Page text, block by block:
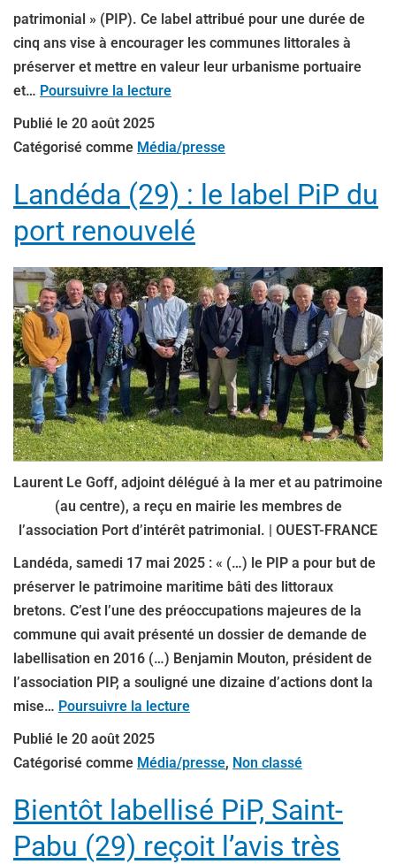
patrimonial » (PIP). Ce label attribué pour une durée de
cinq ans vise à encourager les communes littorales à
préserver et mettre en valeur leur urbanisme portuaire
et… Poursuivre la lecture
Publié le 20 août 2025
Catégorisé comme Média/presse
Landéda (29) : le label PiP du
port renouvelé
Laurent Le Goff, adjoint délégué à la mer et au patrimoine
(au centre), a reçu en mairie les membres de
l’association Port d’intérêt patrimonial. | OUEST-FRANCE
Landéda, samedi 17 mai 2025 : « (…) le PIP a pour but de
préserver le patrimoine maritime bâti des littoraux
bretons. C’est l’une des préoccupations majeures de la
commune qui avait présenté un dossier de demande de
labellisation en 2016 (…) Benjamin Mouton, président de
l’association PIP, a souligné une dizaine d’actions dont la
mise… Poursuivre la lecture
Publié le 20 août 2025
Catégorisé comme Média/presse, Non classé
Bientôt labellisé PiP, Saint-
Pabu (29) reçoit l’avis très